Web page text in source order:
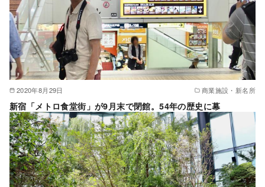
2020年8月29日 商業施設・新名所
新宿「メトロ食堂街」が9月末で閉館。54年の歴史に幕